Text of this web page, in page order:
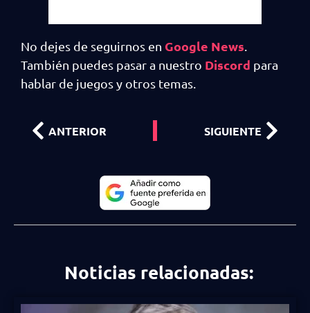
No dejes de seguirnos en Google News.
También puedes pasar a nuestro Discord para
hablar de juegos y otros temas.
ANTERIOR SIGUIENTE
Noticias relacionadas: